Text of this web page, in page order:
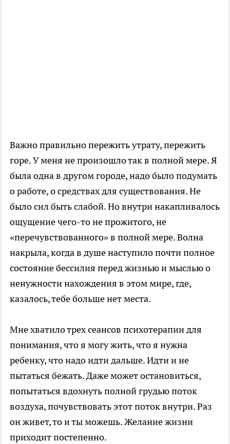
Важно правильно пережить утрату, пережить
горе. У меня не произошло так в полной мере. Я
была одна в другом городе, надо было подумать
о работе, о средствах для существования. Не
было сил быть слабой. Но внутри накапливалось
ощущение чего-то не прожитого, не
«перечувствованного» в полной мере. Волна
накрыла, когда в душе наступило почти полное
состояние бессилия перед жизнью и мыслью о
ненужности нахождения в этом мире, где,
казалось, тебе больше нет места.
Мне хватило трех сеансов психотерапии для
понимания, что я могу жить, что я нужна
ребенку, что надо идти дальше. Идти и не
пытаться бежать. Даже может остановиться,
попытаться вдохнуть полной грудью поток
воздуха, почувствовать этот поток внутри. Раз
он живет, то и ты можешь. Желание жизни
приходит постепенно.